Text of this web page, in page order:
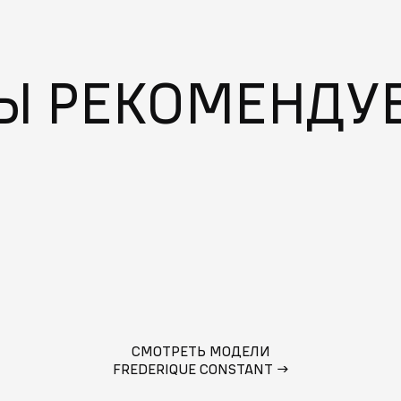
СМОТРЕТЬ МОДЕЛИ
FREDERIQUE CONSTANT →